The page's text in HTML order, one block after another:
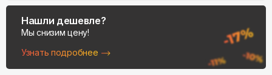
Нашли дешевле?
Мы снизим цену!
Узнать подробнее